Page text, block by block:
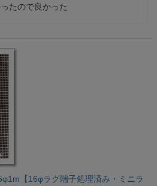
たので良かった
【16φラグ端子処理済み・ミニラ